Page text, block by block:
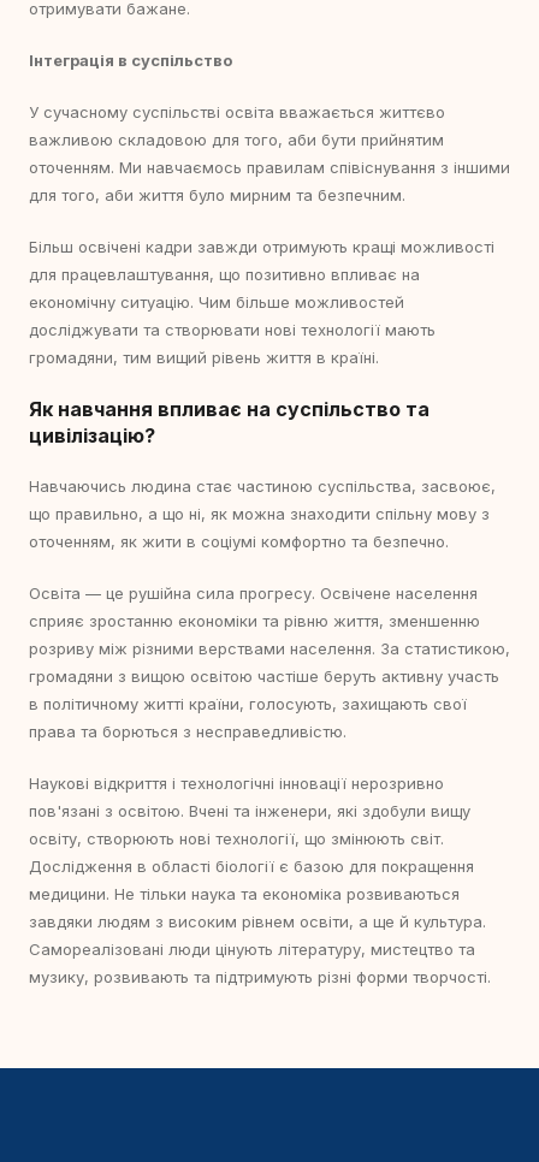
отримувати бажане.
Інтеграція в суспільство
У сучасному суспільстві освіта вважається життєво
важливою складовою для того, аби бути прийнятим
оточенням. Ми навчаємось правилам співіснування з іншими
для того, аби життя було мирним та безпечним.
Більш освічені кадри завжди отримують кращі можливості
для працевлаштування, що позитивно впливає на
економічну ситуацію. Чим більше можливостей
досліджувати та створювати нові технології мають
громадяни, тим вищий рівень життя в країні.
Як навчання впливає на суспільство та
цивілізацію?
Навчаючись людина стає частиною суспільства, засвоює,
що правильно, а що ні, як можна знаходити спільну мову з
оточенням, як жити в соціумі комфортно та безпечно.
Освіта — це рушійна сила прогресу. Освічене населення
сприяє зростанню економіки та рівню життя, зменшенню
розриву між різними верствами населення. За статистикою,
громадяни з вищою освітою частіше беруть активну участь
в політичному житті країни, голосують, захищають свої
права та борються з несправедливістю.
Наукові відкриття і технологічні інновації нерозривно
пов'язані з освітою. Вчені та інженери, які здобули вищу
освіту, створюють нові технології, що змінюють світ.
Дослідження в області біології є базою для покращення
медицини. Не тільки наука та економіка розвиваються
завдяки людям з високим рівнем освіти, а ще й культура.
Самореалізовані люди цінують літературу, мистецтво та
музику, розвивають та підтримують різні форми творчості.